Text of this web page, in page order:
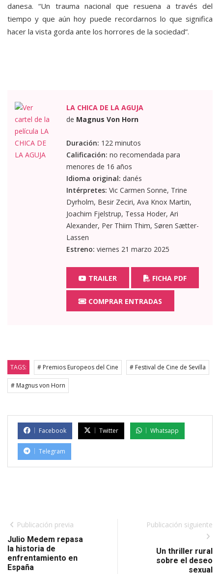
danesa. “Un trauma nacional que resuena a través del
tiempo y que aún hoy puede recordarnos lo que significa
hacer la vista gorda ante los horrores de la sociedad”.
LA CHICA DE LA AGUJA
de Magnus Von Horn
Duración: 122 minutos
Calificación: no recomendada para
menores de 16 años
Idioma original: danés
Intérpretes: Vic Carmen Sonne, Trine
Dyrholm, Besir Zeciri, Ava Knox Martin,
Joachim Fjelstrup, Tessa Hoder, Ari
Alexander, Per Thiim Thim, Søren Sætter-
Lassen
Estreno: viernes 21 marzo 2025
TRAILER FICHA PDF
COMPRAR ENTRADAS
TAGS: # Premios Europeos del Cine # Festival de Cine de Sevilla
# Magnus von Horn
Facebook Twitter Whatsapp
Telegram
Publicación previa
Julio Medem repasa
la historia de
enfrentamiento en
España
Publicación siguiente
Un thriller rural
sobre el deseo
sexual